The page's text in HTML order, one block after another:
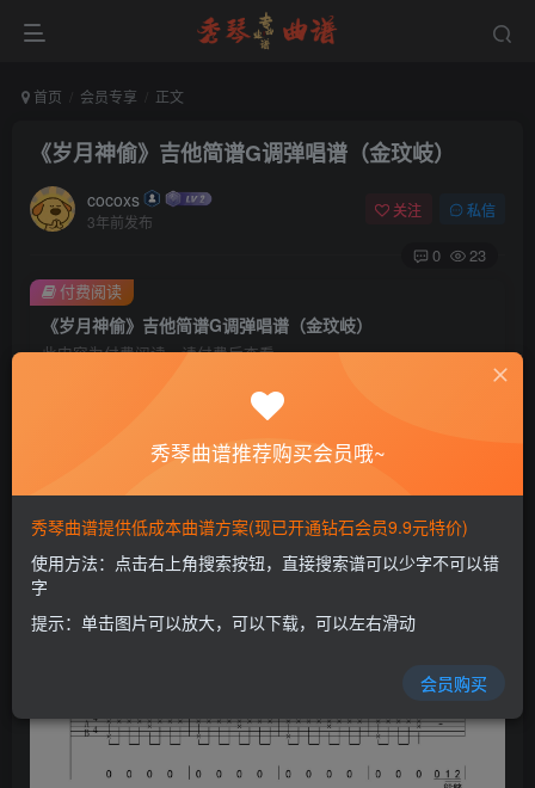
首页 会员专享 正文
《岁月神偷》吉他简谱G调弹唱谱（金玟岐）
cocoxs
3年前发布
关注 私信
0 23
《岁月神偷》吉他简谱G调弹唱谱（金玟岐）
此内容为付费阅读，请付费后查看
会员专属资源
黄金会员免费 钻石会员
开通会员
付费阅读
秀琴曲谱推荐购买会员哦~
秀琴曲谱提供低成本曲谱方案(现已开通钻石会员9.9元特价)
使用方法：点击右上角搜索按钮，直接搜索谱可以少字不可以错
字
提示：单击图片可以放大，可以下载，可以左右滑动
会员购买